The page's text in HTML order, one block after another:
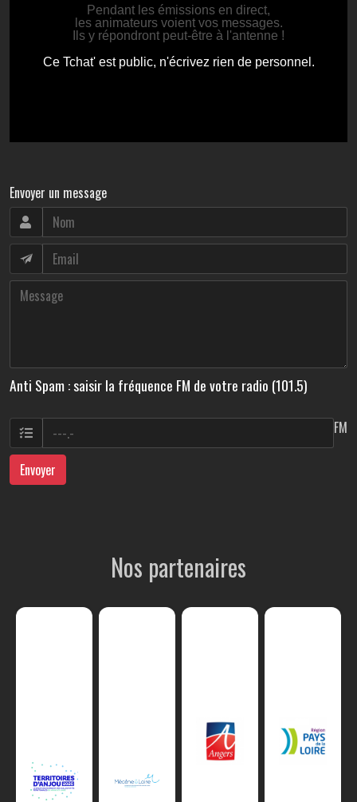
Envoyer un message
Anti Spam : saisir la fréquence FM de votre radio (101.5)
FM
Envoyer
Nos partenaires